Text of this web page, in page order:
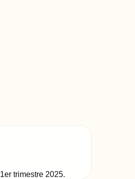
1er trimestre 2025.